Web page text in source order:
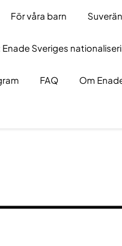
För våra barn
Sveriges
FAQ Om